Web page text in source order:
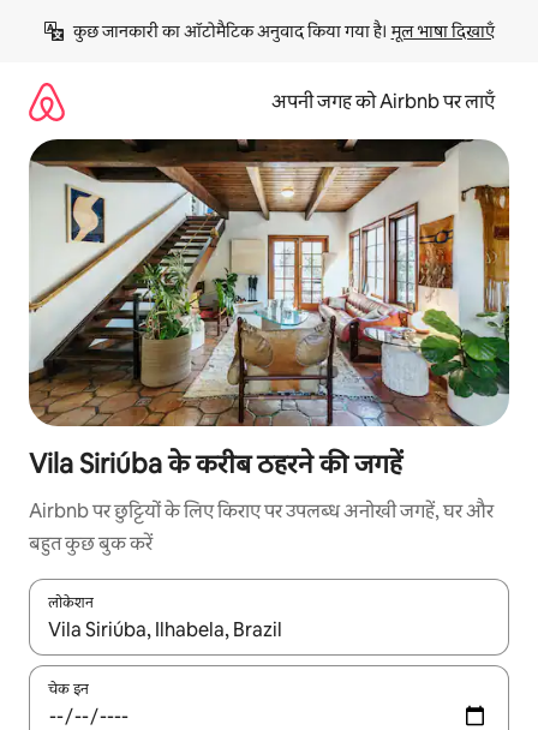
छोड़कर
कॉन्टेंट
कुछ जानकारी का ऑटोमैटिक अनुवाद किया गया है। मूल भाषा दिखाएँ
अपनी जगह को Airbnb पर लाएँ
Vila Siriúba के करीब ठहरने की जगहें
Airbnb पर छुट्टियों के लिए किराए पर उपलब्ध अनोखी जगहें, घर और
बहुत कुछ बुक करें
लोकेशन
नतीजों के उपलब्ध होने पर, अप और डाउन 'ऐरो की' का इस्तेमाल करके नेविगेट
चेक इन